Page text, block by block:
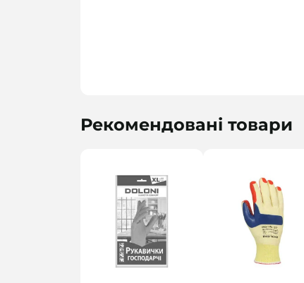
Рекомендовані товари